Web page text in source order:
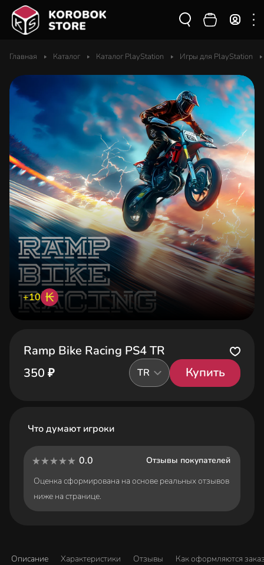
Главная Каталог Каталог PlayStation Игры для PlayStation
+10 ₭
Ramp Bike Racing PS4 TR
350 ₽
TR Купить
Что думают игроки
0.0
Отзывы покупателей
Оценка сформирована на основе реальных отзывов
ниже на странице.
Описание Характеристики Отзывы Как оформляются